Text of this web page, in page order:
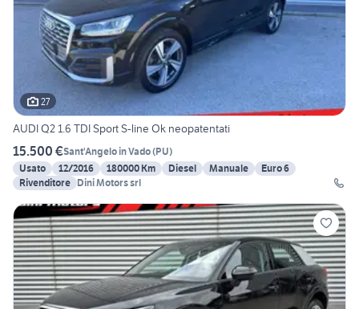
27
AUDI Q2 1.6 TDI Sport S-line Ok neopatentati
15.500 €Sant'Angelo in Vado(PU)
Usato
12/2016 180000 Km Diesel Manuale
Euro 6
Rivenditore Dini Motors srl